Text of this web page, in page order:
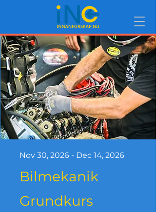
Bilmekanik
Grundkurs
Nov 30, 2026 - Dec 14, 2026